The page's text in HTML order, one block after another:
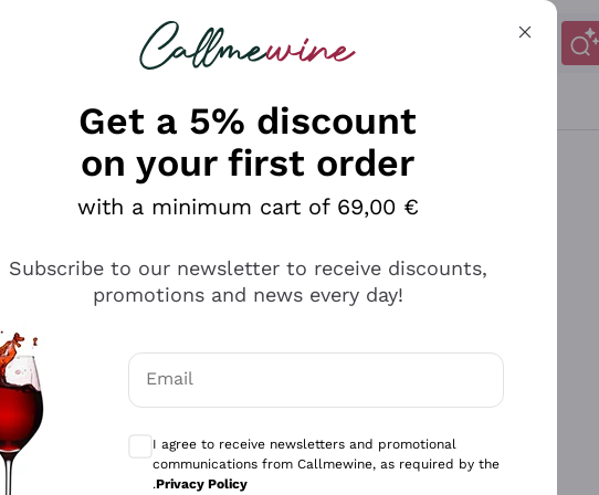
looking for
Get a 5% discount
on your first order
with a minimum cart of 69,00 €
Subscribe to our newsletter to receive discounts,
promotions and news every day!
Email
I agree to receive newsletters and promotional
communications from Callmewine, as required by the
.Privacy Policy